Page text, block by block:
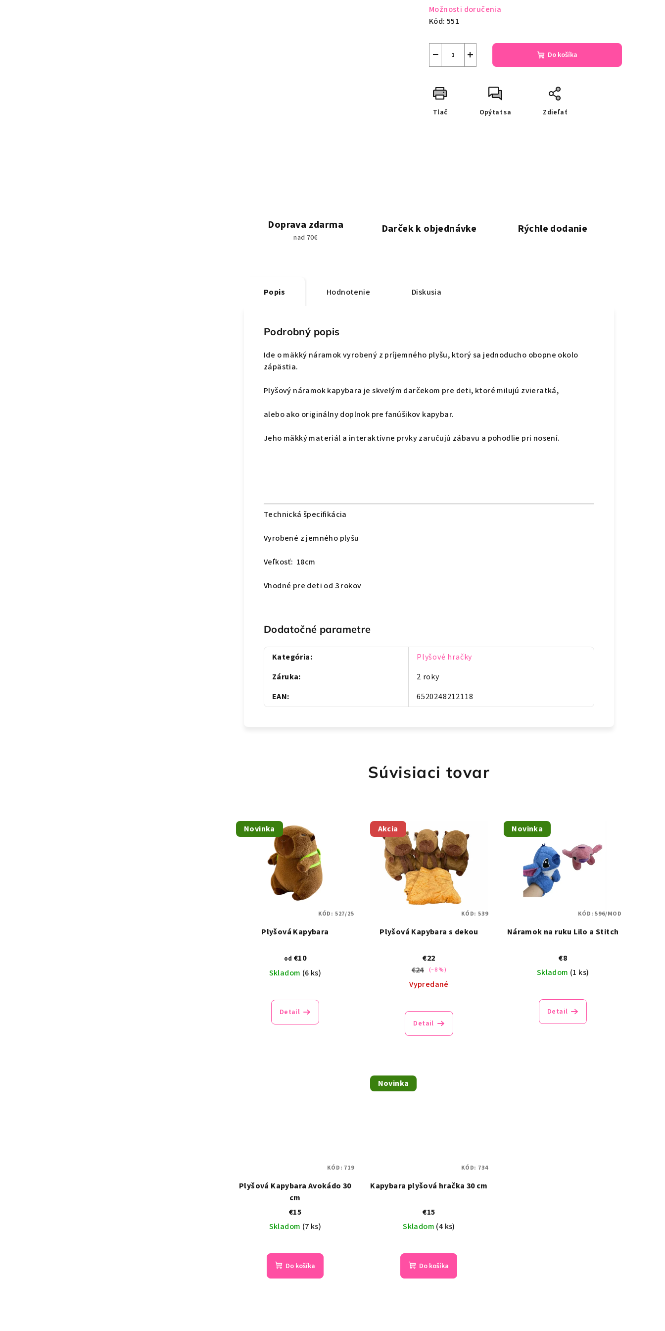
Možnosti doručenia
Kód: 551
+
− Do košíka
Tlač Opýtať sa Zdieľať
Doprava zdarma
nad 70€
Darček k objednávke Rýchle dodanie
Popis Hodnotenie Diskusia
Podrobný popis
Ide o mäkký náramok vyrobený z príjemného plyšu, ktorý sa jednoducho obopne okolo
zápästia.
Plyšový náramok kapybara je skvelým darčekom pre deti, ktoré milujú zvieratká,
alebo ako originálny doplnok pre fanúšikov kapybar.
Jeho mäkký materiál a interaktívne prvkyzaručujú zábavu a pohodlie pri nosení.
Technická špecifikácia
Vyrobené z jemného plyšu
Veľkosť: 18cm
Vhodné pre deti od 3 rokov
Dodatočné parametre
Kategória:
Plyšové hračky
Záruka:
2 roky
EAN: 6520248212118
Súvisiaci tovar
Novinka
Plyšová Kapybara
od €10
Skladom (6 ks)
Detail
KÓD: 527/25
Akcia
Plyšová Kapybara s dekou
€22
€24 (–8 %)
Vypredané
Detail
KÓD: 539
Novinka
Náramok na ruku Lilo a Stitch
€8
Skladom (1 ks)
Detail
KÓD:596/MOD
Plyšová Kapybara Avokádo 30
cm
€15
Skladom (7 ks)
Do košíka
KÓD: 719
Novinka
Kapybara plyšová hračka 30 cm
€15
Skladom (4 ks)
Do košíka
KÓD: 734